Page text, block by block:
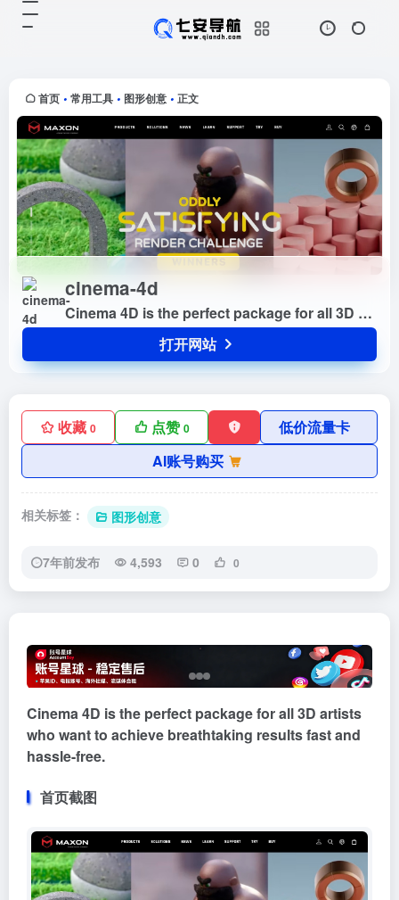
首页 • 常用工具 • 图形创意 • 正文
cinema-4d
Cinema 4D is the perfect package for all 3D artists who want to achieve breathtaking results fast and hassle-free.
打开网站
收藏 0 点赞0
低价流量卡
AI账号购买
相关标签： 图形创意
7年前发布 4,593 0 0
want to achieve breathta...
Cinema 4D is the perfect package for all 3D artists
who want to achieve breathtaking results fast and
hassle-free.
首页截图